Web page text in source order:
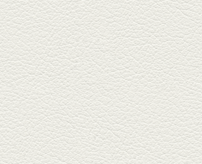
銀座中通りで深夜３時まで営業
している「もんじゃ焼きかめの
や」...
2025年5月2日放送
ミックス水餃子＆麻婆豆
腐
新水前寺駅そばの人気店「中華
料理 福来亭」へ。「しろ」ロッ
ク...
2025年4月11日放送